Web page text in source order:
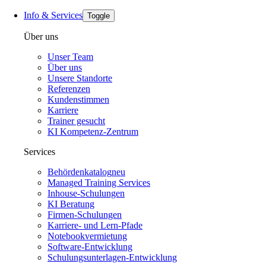
Info & Services Toggle
Über uns
Unser Team
Über uns
Unsere Standorte
Referenzen
Kundenstimmen
Karriere
Trainer gesucht
KI Kompetenz-Zentrum
Services
Behördenkatalogneu
Managed Training Services
Inhouse-Schulungen
KI Beratung
Firmen-Schulungen
Karriere- und Lern-Pfade
Notebookvermietung
Software-Entwicklung
Schulungsunterlagen-Entwicklung